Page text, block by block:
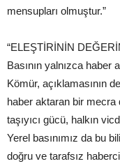
mensupları olmuştur.”
“ELEŞTİRİNİN
Basının yalnızca haber
Kömür, açıklamasının
haber aktaran bir mecra
taşıyıcı gücü, halkın
Yerel basınımız da bu
doğru ve tarafsız